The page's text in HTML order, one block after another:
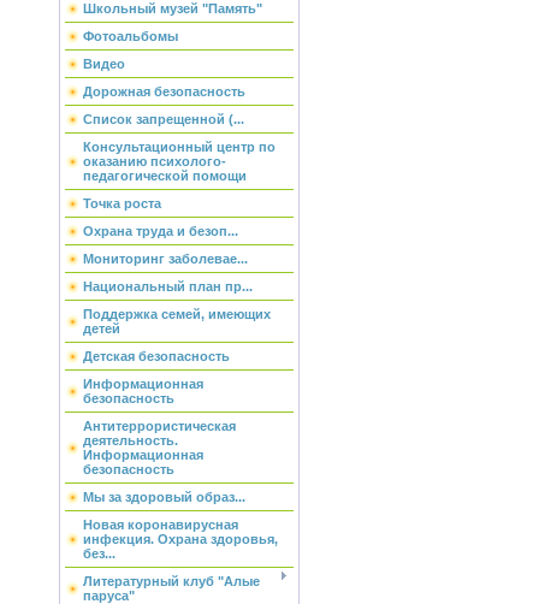
Школьный музей "Память"
Фотоальбомы
Видео
Дорожная безопасность
Список запрещенной (...
Консультационный центр по
оказанию психолого-
педагогической помощи
Точка роста
Охрана труда и безоп...
Мониторинг заболевае...
Национальный план пр...
Поддержка семей, имеющих
детей
Детская безопасность
Информационная
безопасность
Антитеррористическая
деятельность.
Информационная
безопасность
Мы за здоровый образ...
Новая коронавирусная
инфекция. Охрана здоровья,
без...
Литературный клуб "Алые
паруса"